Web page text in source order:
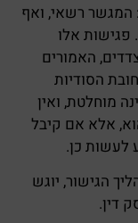
המגשר רשאי, ואף
פגישות אלו
האמורים
הסודיות
מוחלטת, ואין
אלא אם קיבל
כן.
הגישור, יוגש
דין.